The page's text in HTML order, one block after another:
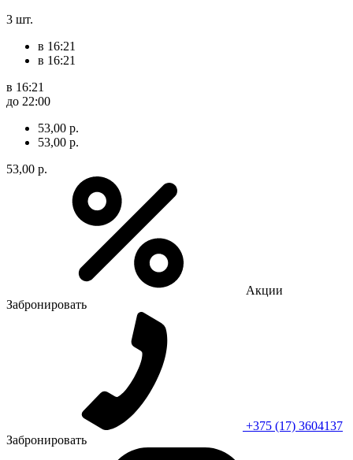
3 шт.
в 16:21
в 16:21
в 16:21
до 22:00
53,00 р.
53,00 р.
53,00 р.
Акции
Забронировать
+375 (17) 3604137
Забронировать